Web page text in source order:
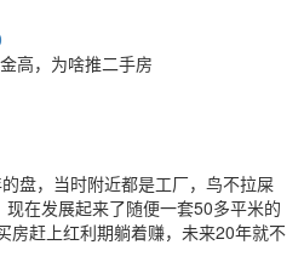
高，为啥推二手房
盘，当时附近都是工厂，鸟不拉屎
在发展起来了随便一套50多平米的
房赶上红利期躺着赚，未来20年就不